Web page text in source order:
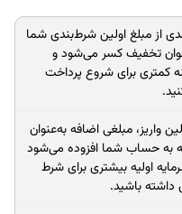
از مبلغ اولین شرط‌بندی شما
تخفیف کسر می‌شود و
کمتری برای شروع پرداخت
واریز، مبلغی اضافه به‌عنوان
به حساب شما افزوده می‌شود
اولیه بیشتری برای شرط‌
داشته باشید.